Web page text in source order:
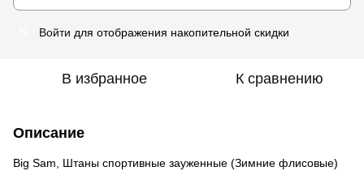
Войти для отображения накопительной скидки
В избранное К сравнению
Описание
Big Sam, Штаны спортивные зауженные (Зимние флисовые)